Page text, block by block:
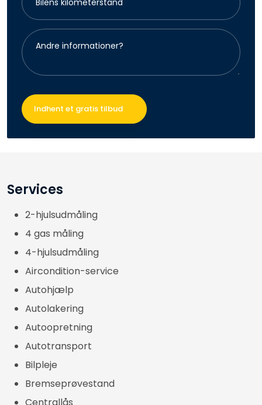
Services
2-hjulsudmåling
4 gas måling
4-hjulsudmåling
Aircondition-service
Autohjælp
Autolakering
Autoopretning
Autotransport
Bilpleje
Bremseprøvestand
Centrallås